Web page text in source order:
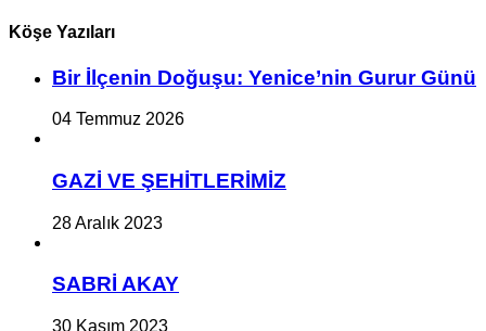
Köşe Yazıları
Bir İlçe­nin Do­ğu­şu: Ye­ni­ce’nin Gurur Günü
04 Temmuz 2026
GAZİ VE ŞEHİTLERİMİZ
28 Aralık 2023
SABRİ AKAY
30 Kasım 2023